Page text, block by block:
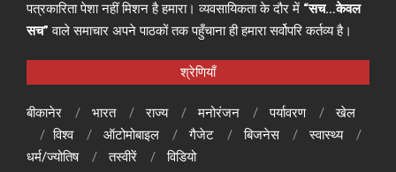
पत्रकारिता पेशा नहीं मिशन है हमारा। व्यवसायिकता के दौर में “सच…केवल
सच” वाले समाचार अपने पाठकों तक पहुँचाना ही हमारा सर्वोपरि कर्तव्य है।
श्रेणियाँ
बीकानेर भारत राज्य मनोरंजन पर्यावरण
खेल
विश्व
ऑटोमोबाइल गैजेट बिजनेस
स्वास्थ्य
धर्म/ज्योतिष
तस्वीरें विडियो